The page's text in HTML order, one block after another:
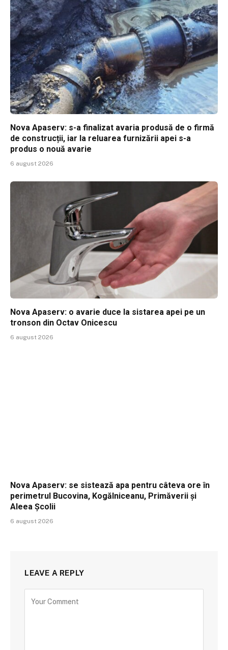
Nova Apaserv: s-a finalizat avaria produsă de o firmă
de construcții, iar la reluarea furnizării apei s-a
produs o nouă avarie
6 august 2026
Nova Apaserv: o avarie duce la sistarea apei pe un
tronson din Octav Onicescu
6 august 2026
Nova Apaserv: se sistează apa pentru câteva ore în
perimetrul Bucovina, Kogălniceanu, Primăverii și
Aleea Școlii
6 august 2026
LEAVE A REPLY